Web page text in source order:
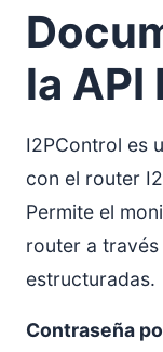
la API
I2PControl es
con el router
Permite el
router a través
estructuradas.
Contraseña